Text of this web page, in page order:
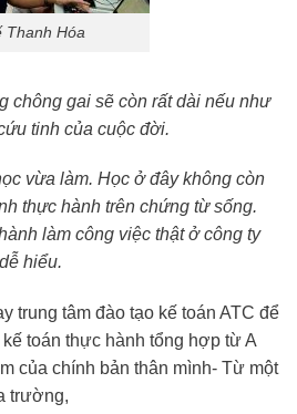
Thanh Hóa
chông gai sẽ còn rất dài nếu như
tinh của cuộc đời.
vừa làm. Học ở đây không còn
thực hành trên chứng từ sống.
làm công việc thật ở công ty
hiểu.
trung tâm đào tạo kế toán ATC để
toán thực hành tổng hợp từ A
của chính bản thân mình- Từ một
trường,